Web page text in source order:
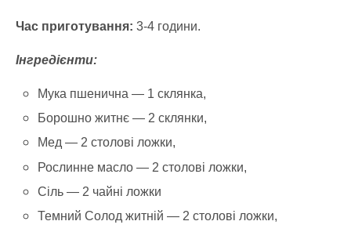
Час приготування: 3-4 години.
Інгредієнти:
Мука пшенична — 1 склянка,
Борошно житнє — 2 склянки,
Мед — 2 столові ложки,
Рослинне масло — 2 столові ложки,
Сіль — 2 чайні ложки
Темний Солод житній — 2 столові ложки,